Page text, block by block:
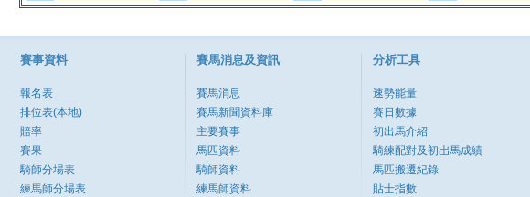
賽事資料
報名表
排位表(本地)
賠率
賽果
騎師分場表
練馬師分場表
賽馬消息及資訊
賽馬消息
賽馬新聞資料庫
主要賽事
馬匹資料
騎師資料
練馬師資料
分析工具
速勢能量
賽日數據
初出馬介紹
騎練配對及初岀馬成績
馬匹搬遷紀錄
貼士指數